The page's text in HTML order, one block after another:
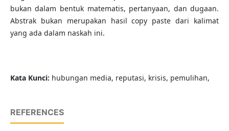
bukan dalam bentuk matematis, pertanyaan, dan dugaan.
Abstrak bukan merupakan hasil copy paste dari kalimat
yang ada dalam naskah ini.
Kata Kunci: hubungan media, reputasi, krisis, pemulihan,
REFERENCES